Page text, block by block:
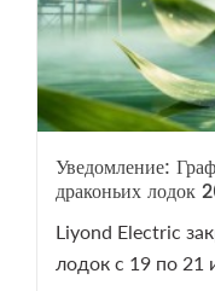
Уведомление:
драконьих лодок
Liyond Electric
лодок с 19 по